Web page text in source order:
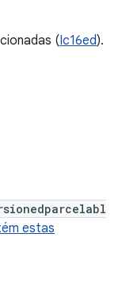
(Ic16ed).
estas